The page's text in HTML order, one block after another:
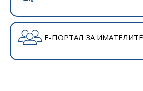
Е-ПОРТАЛ ЗА ИМАТЕЛИТЕ